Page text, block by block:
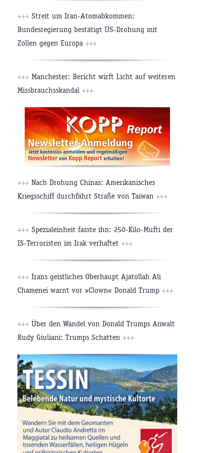
+++ Streit um Iran-Atomabkommen:
Bundesregierung bestätigt US-Drohung mit
Zöllen gegen Europa +++
+++ Manchester: Bericht wirft Licht auf weiteren
Missbrauchsskandal +++
+++ Nach Drohung Chinas: Amerikanisches
Kriegsschiff durchfährt Straße von Taiwan +++
+++ Spezialeinheit fasste ihn: 250-Kilo-Mufti der
IS-Terroristen im Irak verhaftet +++
+++ Irans geistliches Oberhaupt Ajatollah Ali
Chamenei warnt vor »Clown« Donald Trump +++
+++ Über den Wandel von Donald Trumps Anwalt
Rudy Giuliani: Trumps Schatten +++